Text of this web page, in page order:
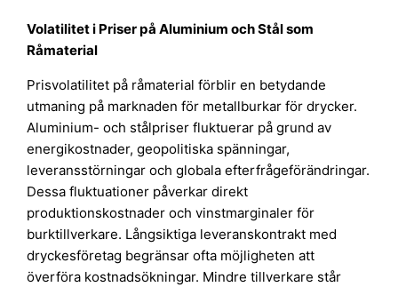
Volatilitet i Priser på Aluminium och Stål som
Råmaterial
Prisvolatilitet på råmaterial förblir en betydande
utmaning på marknaden för metallburkar för drycker.
Aluminium- och stålpriser fluktuerar på grund av
energikostnader, geopolitiska spänningar,
leveransstörningar och globala efterfrågeförändringar.
Dessa fluktuationer påverkar direkt
produktionskostnader och vinstmarginaler för
burktillverkare. Långsiktiga leveranskontrakt med
dryckesföretag begränsar ofta möjligheten att
överföra kostnadsökningar. Mindre tillverkare står